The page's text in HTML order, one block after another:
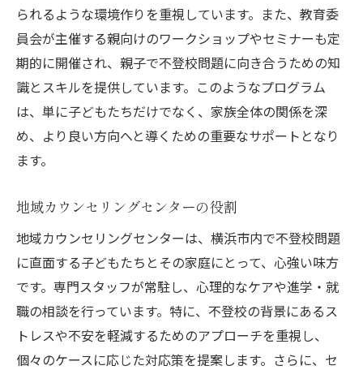
られるような環境作りを重視しています。また、教育委
員会が主催する親向けのワークショップやセミナーも定
期的に開催され、親子で不登校問題に向き合うための知
識とスキルを提供しています。このようなプログラム
は、単に子どもたちだけでなく、家族全体の関係を深
め、より良い方向へと導くための重要なサポートとなり
ます。
地域カウンセリングセンターの役割
地域カウンセリングセンターは、横浜市内で不登校問題
に直面する子どもたちとその家庭にとって、心強い味方
です。専門スタッフが常駐し、心理的なケアや進学・就
職の相談を行っています。特に、不登校の背景にあるス
トレスや不安を軽減するためのアプローチを重視し、
個々のケースに応じた対応策を提案します。さらに、セ